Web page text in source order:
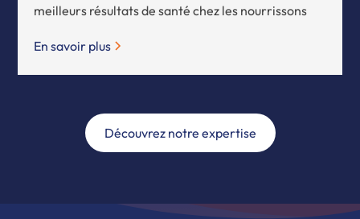
meilleurs résultats de santé chez les nourrissons
En savoir plus
Découvrez notre expertise